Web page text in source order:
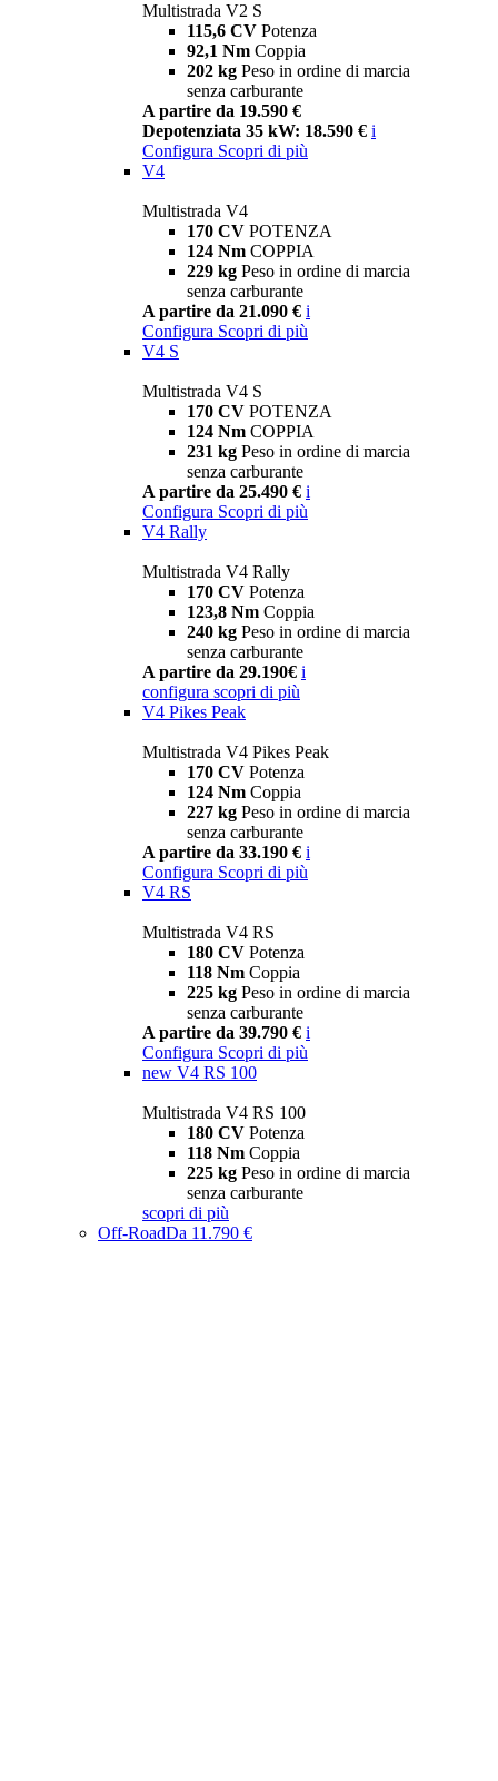
Multistrada V2 S
115,6 CV Potenza
92,1 Nm Coppia
202 kg Peso in ordine di marcia
senza carburante
A partire da 19.590 €
Depotenziata 35 kW: 18.590 € i
Configura Scopri di più
V4
Multistrada V4
170 CV POTENZA
124 Nm COPPIA
229 kg Peso in ordine di marcia
senza carburante
A partire da 21.090 € i
Configura Scopri di più
V4 S
Multistrada V4 S
170 CV POTENZA
124 Nm COPPIA
231 kg Peso in ordine di marcia
senza carburante
A partire da 25.490 € i
Configura Scopri di più
V4 Rally
Multistrada V4 Rally
170 CV Potenza
123,8 Nm Coppia
240 kg Peso in ordine di marcia
senza carburante
A partire da 29.190€ i
configura scopri di più
V4 Pikes Peak
Multistrada V4 Pikes Peak
170 CV Potenza
124 Nm Coppia
227 kg Peso in ordine di marcia
senza carburante
A partire da 33.190 € i
Configura Scopri di più
V4 RS
Multistrada V4 RS
180 CV Potenza
118 Nm Coppia
225 kg Peso in ordine di marcia
senza carburante
A partire da 39.790 € i
Configura Scopri di più
new V4 RS 100
Multistrada V4 RS 100
180 CV Potenza
118 Nm Coppia
225 kg Peso in ordine di marcia
senza carburante
scopri di più
Off-RoadDa 11.790 €